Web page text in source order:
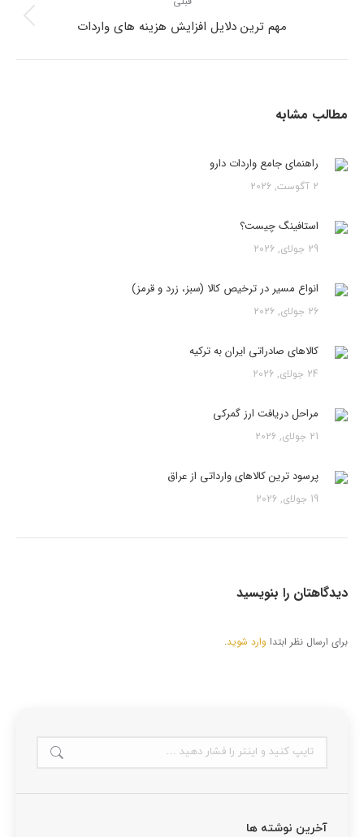
مهم‌ ترین دلایل افزایش هزینه‌ های واردات
مطالب مشابه
راهنمای جامع واردات دارو
2 آگوست, 2026
استافینگ چیست؟
29 جولای, 2026
انواع مسیر در ترخیص کالا (سبز، زرد و قرمز)
26 جولای, 2026
کالاهای صادراتی ایران به ترکیه
24 جولای, 2026
مراحل دریافت ارز گمرکی
21 جولای, 2026
پرسود ترین کالاهای وارداتی از عراق
19 جولای, 2026
دیدگاهتان را بنویسید
برای ارسال نظر ابتدا وارد شوید.
آخرین نوشته ها